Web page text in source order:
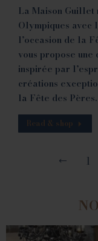
La Maison Guillet
Olympiques avec
l’occasion de la
vous propose
inspirée par
créations
la Fête des
Read & shop
1